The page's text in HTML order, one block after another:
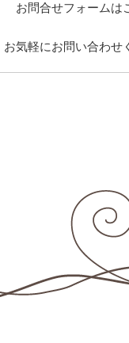
お問合せフォーム
お気軽にお問い合わせ